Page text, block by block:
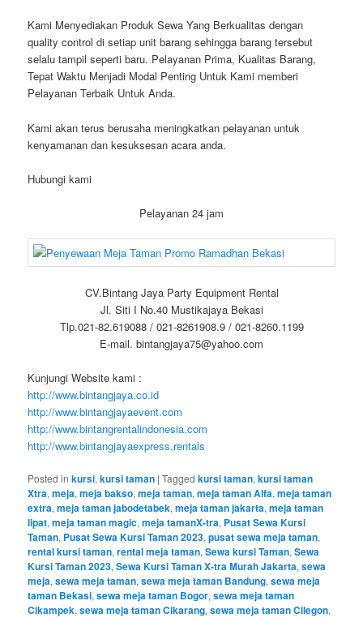
Kami Menyediakan Produk Sewa Yang Berkualitas dengan
quality control di setiap unit barang sehingga barang tersebut
selalu tampil seperti baru. Pelayanan Prima, Kualitas Barang,
Tepat Waktu Menjadi Modal Penting Untuk Kami memberi
Pelayanan Terbaik Untuk Anda.
Kami akan terus berusaha meningkatkan pelayanan untuk
kenyamanan dan kesuksesan acara anda.
Hubungi kami
Pelayanan 24 jam
CV.Bintang Jaya Party Equipment Rental
Jl. Siti I No.40 Mustikajaya Bekasi
Tlp.021-82.619088 / 021-8261908.9 / 021-8260.1199
E-mail. bintangjaya75@yahoo.com
Kunjungi Website kami :
http://www.bintangjaya.co.id
http://www.bintangjayaevent.com
http://www.bintangrentalindonesia.com
http://www.bintangjayaexpress.rentals
Posted in kursi,kursi taman |Tagged kursi taman,kursi taman
Xtra,meja,meja bakso,meja taman,meja taman Alfa,meja taman
extra,meja taman jabodetabek,meja taman jakarta,meja taman
lipat,meja taman magic,meja tamanX-tra, Pusat Sewa Kursi
Taman, Pusat Sewa Kursi Taman 2023,pusat sewa meja taman,
rental kursi taman,rental meja taman,Sewa kursi Taman,Sewa
Kursi Taman 2023,Sewa Kursi Taman X-tra Murah Jakarta,sewa
meja,sewa meja taman,sewa meja taman Bandung,sewa meja
taman Bekasi,sewa meja taman Bogor,sewa meja taman
Cikampek,sewa meja taman Cikarang,sewa meja taman Cilegon,